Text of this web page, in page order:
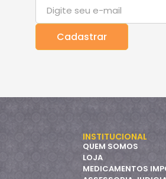
INSTITUCIONAL
QUEM SOMOS
LOJA
MEDICAMENTOS